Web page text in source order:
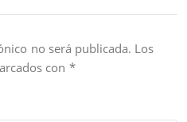
no será publicada. Los
con *